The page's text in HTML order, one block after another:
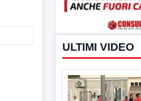
ULTIMI VIDEO